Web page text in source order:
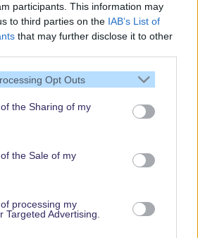
participants. This information may
to third parties on the IAB’s List of
that may further disclose it to other
Opt Outs
the Sharing of my
the Sale of my
processing my
Targeted Advertising.
Vielen Dank,
dass Du unsere
Seite liest.
Schau regelmäßig
dein-dlrp ist ein Reiseführer für
World und ist unabhängig von "The Walt
S.C.A." oder deren Tochter- sowie